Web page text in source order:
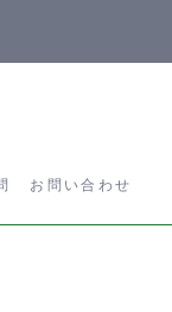
お問い合わせ
問